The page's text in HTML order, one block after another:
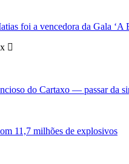
foi a vencedora da Gala ‘A
do Cartaxo — passar da
11,7 milhões de explosivos